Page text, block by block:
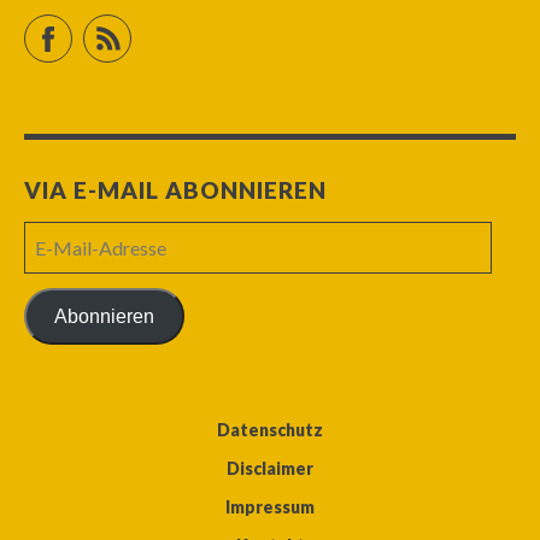
FacebookRSS Feed
VIA E-MAIL ABONNIEREN
Mail-
Adresse
Abonnieren
Datenschutz
Disclaimer
Impressum